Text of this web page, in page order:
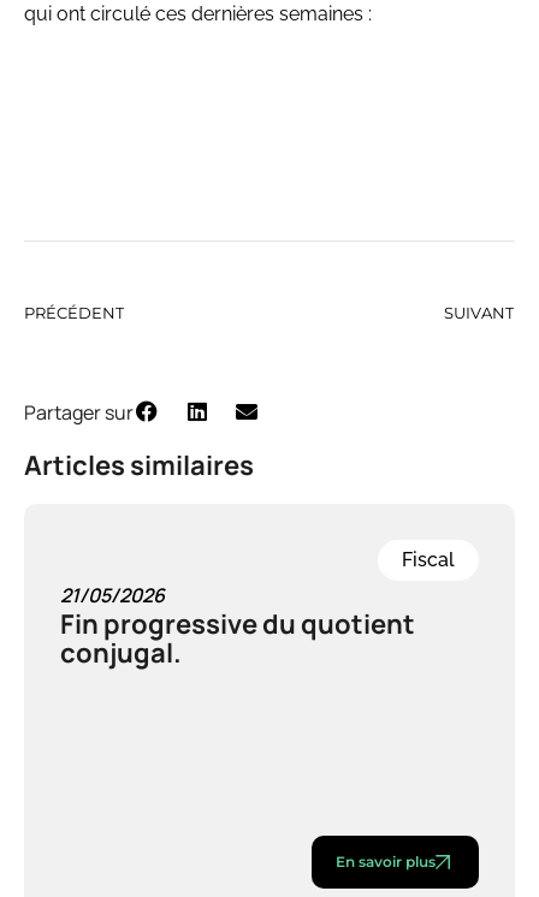
qui ont circulé ces dernières semaines :
PRÉCÉDENT SUIVANT
Partager sur
Articles similaires
Fiscal
21/05/2026
Fin progressive du quotient
conjugal.
En savoir plus